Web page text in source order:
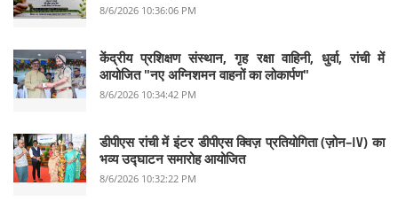
8/6/2026 10:36:06 PM
केंद्रीय प्रशिक्षण संस्थान, गृह रक्षा वाहिनी, धुर्वा, रांची में
आयोजित "नए अग्निशमन वाहनों का लोकार्पण"
8/6/2026 10:34:42 PM
डीपीएस रांची में इंटर डीपीएस क्विज़ प्रतियोगिता (ज़ोन–IV) का
भव्य उद्घाटन समारोह आयोजित
8/6/2026 10:32:22 PM